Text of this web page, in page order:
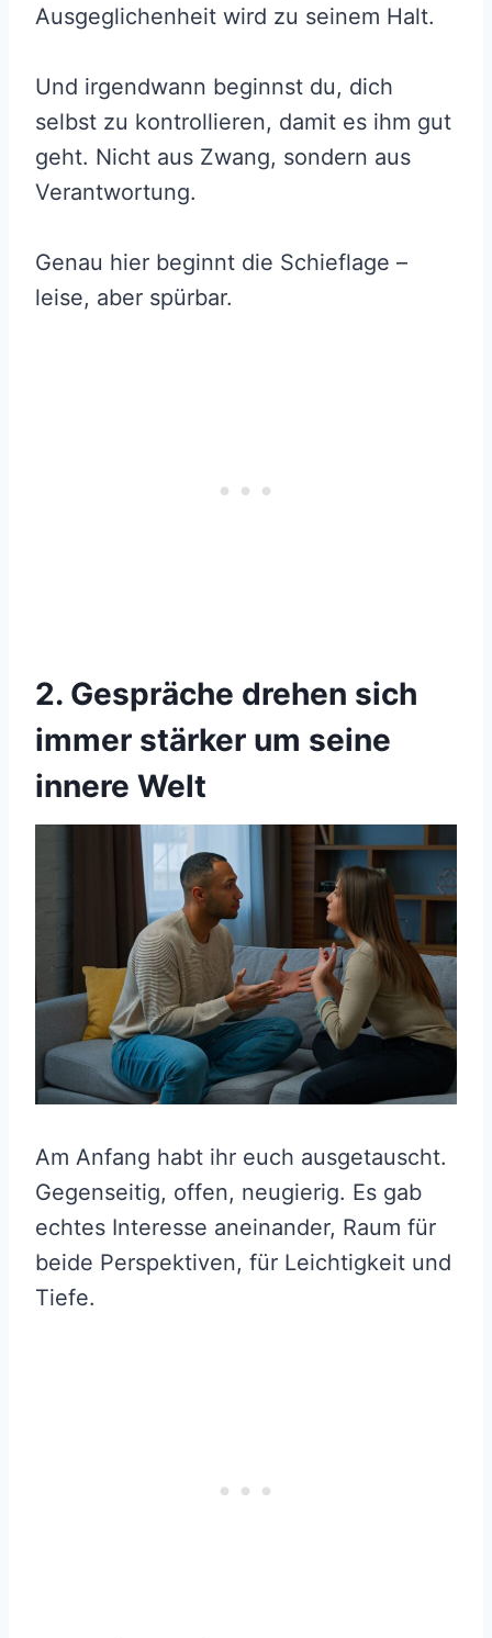
Ausgeglichenheit wird zu seinem Halt.
Und irgendwann beginnst du, dich
selbst zu kontrollieren, damit es ihm gut
geht. Nicht aus Zwang, sondern aus
Verantwortung.
Genau hier beginnt die Schieflage –
leise, aber spürbar.
2. Gespräche drehen sich
immer stärker um seine
innere Welt
Am Anfang habt ihr euch ausgetauscht.
Gegenseitig, offen, neugierig. Es gab
echtes Interesse aneinander, Raum für
beide Perspektiven, für Leichtigkeit und
Tiefe.